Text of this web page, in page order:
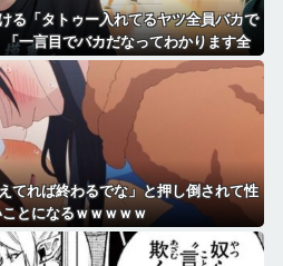
る「タトゥー入れてるヤツ全員バカで
一言目でバカだなってわかります全
員」
てれば終わるでな」と押し倒されて性
とになるｗｗｗｗｗ